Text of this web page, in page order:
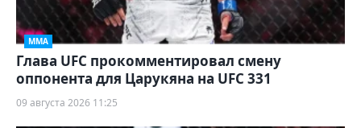
ММА
Глава UFC прокомментировал смену
оппонента для Царукяна на UFC 331
09 августа 2026 11:25